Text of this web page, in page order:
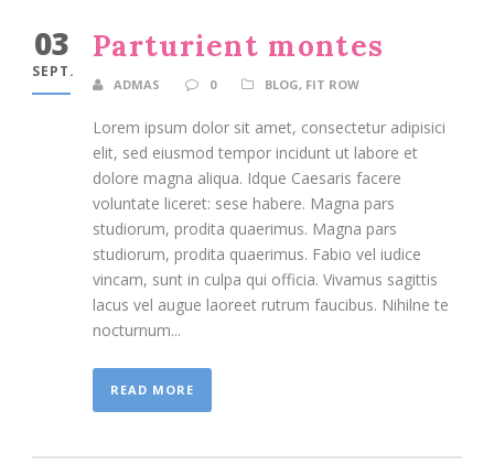
03
SEPT.
Parturient montes
ADMAS 0 BLOG, FIT ROW
Lorem ipsum dolor sit amet, consectetur adipisici
elit, sed eiusmod tempor incidunt ut labore et
dolore magna aliqua. Idque Caesaris facere
voluntate liceret: sese habere. Magna pars
studiorum, prodita quaerimus. Magna pars
studiorum, prodita quaerimus. Fabio vel iudice
vincam, sunt in culpa qui officia. Vivamus sagittis
lacus vel augue laoreet rutrum faucibus. Nihilne te
nocturnum...
READ MORE